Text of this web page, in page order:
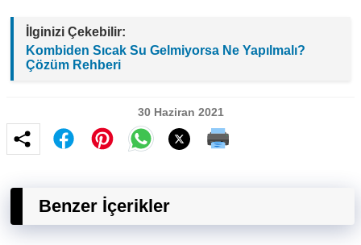
İlginizi Çekebilir:
Kombiden Sıcak Su Gelmiyorsa Ne Yapılmalı?
Çözüm Rehberi
30 Haziran 2021
Benzer İçerikler